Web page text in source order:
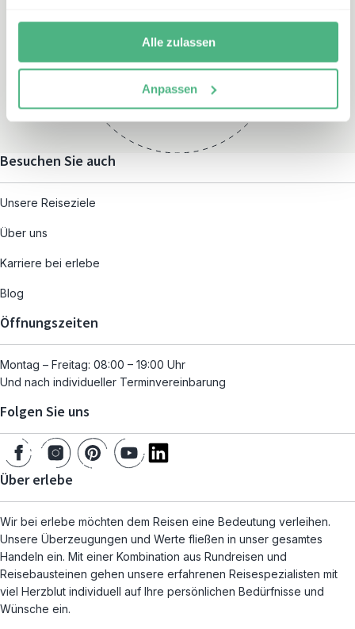
Alle zulassen
Anpassen
Montag – Freitag:
und nach individueller
Terminvereinbarung
Besuchen Sie auch
Unsere Reiseziele
Über uns
Karriere bei erlebe
Blog
Öffnungszeiten
Montag – Freitag: 08:00 – 19:00 Uhr
Und nach individueller Terminvereinbarung
Folgen Sie uns
Über erlebe
Wir bei erlebe möchten dem Reisen eine Bedeutung verleihen.
Unsere Überzeugungen und Werte fließen in unser gesamtes
Handeln ein. Mit einer Kombination aus Rundreisen und
Reisebausteinen gehen unsere erfahrenen Reisespezialisten mit
viel Herzblut individuell auf Ihre persönlichen Bedürfnisse und
Wünsche ein.